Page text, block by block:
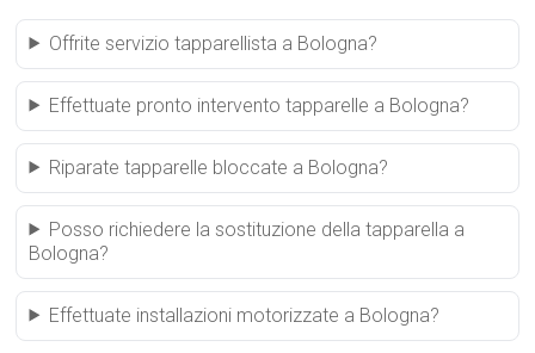
Offrite servizio tapparellista a Bologna?
Effettuate pronto intervento tapparelle a Bologna?
Riparate tapparelle bloccate a Bologna?
Posso richiedere la sostituzione della tapparella a
Bologna?
Effettuate installazioni motorizzate a Bologna?